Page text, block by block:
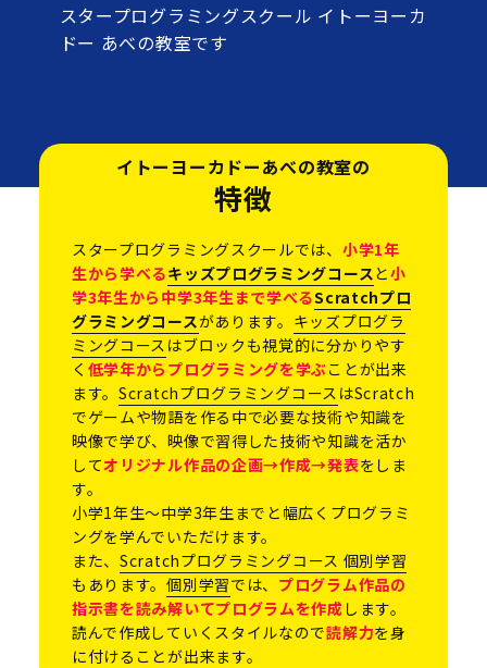
スタープログラミングスクール イトーヨーカ
ドー あべの教室です
イトーヨーカドーあべの教室の
特徴
スタープログラミングスクールでは、 小学1年
生から学べるキッズプログラミングコースと小
学3年生から中学3年生まで学べるScratchプロ
グラミングコースがあります。 キッズプログラ
ミングコース はブロックも視覚的に分かりやす
く 低学年からプログラミングを学ぶことが出来
ます。Scratchプログラミングコース はScratch
でゲームや物語を作る中で必要な技術や知識を
映像で学び、映像で習得した技術や知識を活か
してオリジナル作品の企画→作成→発表をしま
す。
小学1年生〜中学3年生までと幅広くプログラミ
ングを学んでいただけます。
また、Scratchプログラミングコース 個別学習
もあります。個別学習では、 プログラム作品の
指示書を読み解いてプログラムを作成 します。
読んで作成していくスタイルなので読解力を身
に付けることが出来ます。